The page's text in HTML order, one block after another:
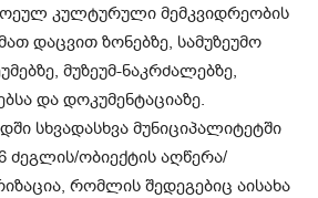
კულტურული მემკვიდრეობის
დაცვით ზონებზე, სამუზეუმო
მუზეუმ-ნაკრძალებზე,
და დოკუმენტაციაზე.
სხვადასხვა მუნიციპალიტეტში
ობიექტის აღწერა/
რომლის შედეგებიც აისახა